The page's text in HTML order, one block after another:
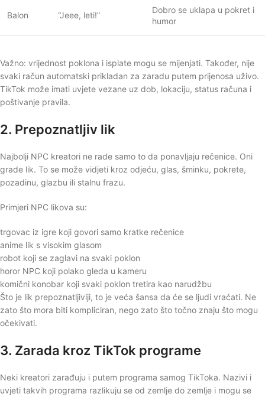
Balon “Jeee, leti!”
Dobro se uklapa u pokret i
humor
Važno: vrijednost poklona i isplate mogu se mijenjati. Također, nije
svaki račun automatski prikladan za zaradu putem prijenosa uživo.
TikTok može imati uvjete vezane uz dob, lokaciju, status računa i
poštivanje pravila.
2. Prepoznatljiv lik
Najbolji NPC kreatori ne rade samo to da ponavljaju rečenice. Oni
grade lik. To se može vidjeti kroz odjeću, glas, šminku, pokrete,
pozadinu, glazbu ili stalnu frazu.
Primjeri NPC likova su:
trgovac iz igre koji govori samo kratke rečenice
anime lik s visokim glasom
robot koji se zaglavi na svaki poklon
horor NPC koji polako gleda u kameru
komični konobar koji svaki poklon tretira kao narudžbu
Što je lik prepoznatljiviji, to je veća šansa da će se ljudi vraćati. Ne
zato što mora biti kompliciran, nego zato što točno znaju što mogu
očekivati.
3. Zarada kroz TikTok programe
Neki kreatori zarađuju i putem programa samog TikToka. Nazivi i
uvjeti takvih programa razlikuju se od zemlje do zemlje i mogu se